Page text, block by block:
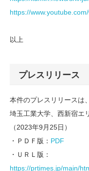
https://
以上
プレスリリース
本件のプレスリリースは
埼玉工業大学、西新宿エ
（2023年9月25日）
・ＰＤＦ版： PDF
・ＵＲＬ版：
https://prtimes.jp/main/